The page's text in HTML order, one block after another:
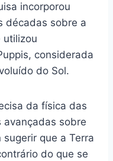
incorporou
décadas sobre a
utilizou
considerada
do Sol.
da física das
avançadas sobre
que a Terra
do que se